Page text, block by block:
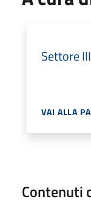
Settore
VAI ALLA
Contenuti